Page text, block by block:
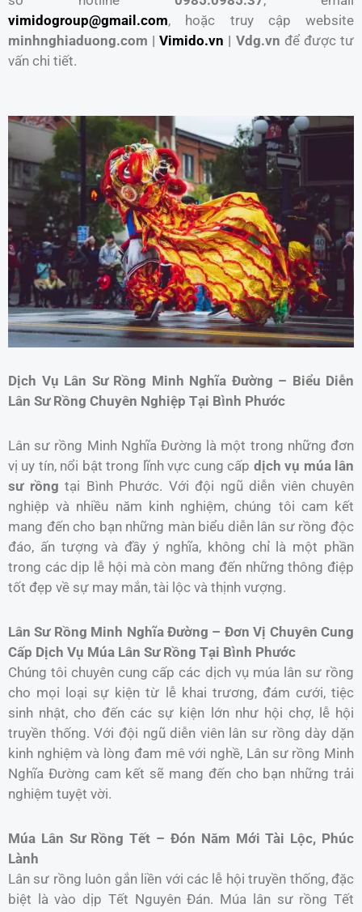
vimidogroup@gmail.com, hoặc truy cập website
minhnghiaduong.com |Vimido.vn | Vdg.vn để được tư
vấn chi tiết.
Dịch Vụ Lân Sư Rồng Minh Nghĩa Đường – Biểu Diễn
Lân Sư Rồng Chuyên Nghiệp Tại Bình Phước
Lân sư rồng Minh Nghĩa Đường là một trong những đơn
vị uy tín, nổi bật trong lĩnh vực cung cấp dịch vụ múa lân
sư rồng tại Bình Phước. Với đội ngũ diễn viên chuyên
nghiệp và nhiều năm kinh nghiệm, chúng tôi cam kết
mang đến cho bạn những màn biểu diễn lân sư rồng độc
đáo, ấn tượng và đầy ý nghĩa, không chỉ là một phần
trong các dịp lễ hội mà còn mang đến những thông điệp
tốt đẹp về sự may mắn, tài lộc và thịnh vượng.
Lân Sư Rồng Minh Nghĩa Đường – Đơn Vị Chuyên Cung
Cấp Dịch Vụ Múa Lân Sư Rồng Tại Bình Phước
Chúng tôi chuyên cung cấp các dịch vụ múa lân sư rồng
cho mọi loại sự kiện từ lễ khai trương, đám cưới, tiệc
sinh nhật, cho đến các sự kiện lớn như hội chợ, lễ hội
truyền thống. Với đội ngũ diễn viên lân sư rồng dày dặn
kinh nghiệm và lòng đam mê với nghề, Lân sư rồng Minh
Nghĩa Đường cam kết sẽ mang đến cho bạn những trải
nghiệm tuyệt vời.
Múa Lân Sư Rồng Tết – Đón Năm Mới Tài Lộc, Phúc
Lành
Lân sư rồng luôn gắn liền với các lễ hội truyền thống, đặc
biệt là vào dịp Tết Nguyên Đán. Múa lân sư rồng Tết